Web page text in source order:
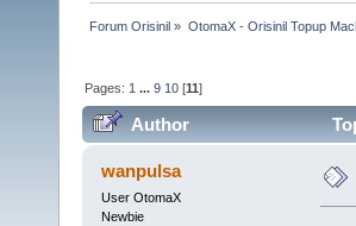
Forum Orisinil » OtomaX - Orisinil Topup
Pages: 1 ...9 10 [11]
Author
wanpulsa
User OtomaX
Newbie